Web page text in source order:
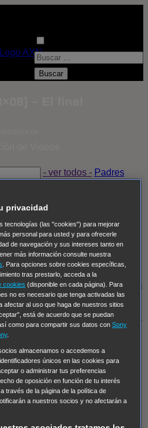
B
- ver todos - Padres
Despedida Salvaje
FBI
Pan Am
Dawson crece
The Blacklist Cinco en familia
libras y un sueño Mr Loverman
NUEVE CUERPOS Los últimos
Sing Street Cobra Kai
Tom
Los casos de Susan Ryeland:
Twisted Metal Mentes Criminales:
Choque
Sin: Libre de Culpa Morbius
Pandora En fuera de juego
de la ley Duplicated Preacher
Intersecciones DOC Bite Club
privacidad
tecnologías (las "cookies") para mejorar
personal para usted y para ofrecerle
de navegación y sus intereses tanto en
más información consulte nuestra
. Para opciones sobre cookies específicas,
tras prestarlo, acceda a la
cookies (disponible en cada página). Para
no es necesario que tenga activadas las
al uso que haga de nuestros sitios
está de acuerdo que se puedan
como para compartir sus datos conSony
.
almacenamos o accedemos a
únicos en las cookies para
o administrar tus preferencias
de oposición en función de tu interés
través de la página de la política de
a nuestros socios y no afectarán a